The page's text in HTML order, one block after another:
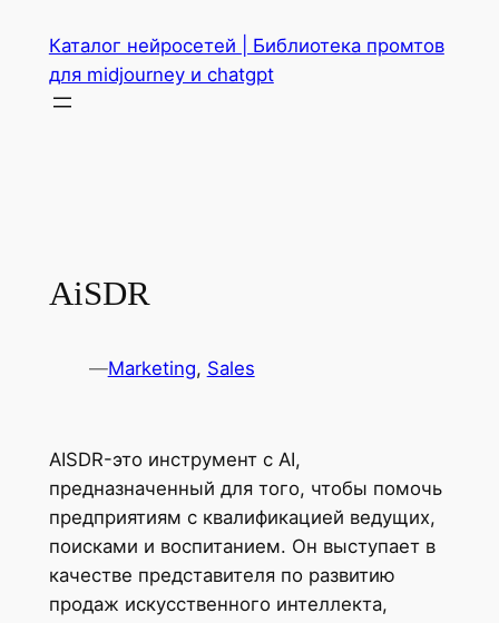
содержимому
Каталог нейросетей | Библиотека промтов
для midjourney и chatgpt
AiSDR
—Marketing, Sales
AISDR-это инструмент с AI,
предназначенный для того, чтобы помочь
предприятиям с квалификацией ведущих,
поисками и воспитанием. Он выступает в
качестве представителя по развитию
продаж искусственного интеллекта,